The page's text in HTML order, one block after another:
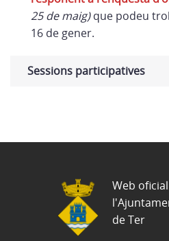
25 de maig)que podeu
16 de gener.
Sessions participatives
Web
de Ter